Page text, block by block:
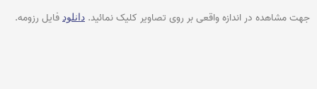
جهت مشاهده در اندازه واقعی بر روی تصاویر کلیک نمائید. دانلود فایل رزومه.